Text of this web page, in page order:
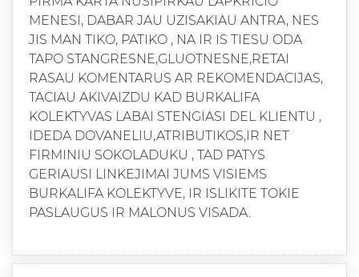
MENESI, DABAR JAU UZISAKIAU ANTRA, NES
JIS MAN TIKO, PATIKO , NA IR IS TIESU ODA
TAPO STANGRESNE,GLUOTNESNE,RETAI
RASAU KOMENTARUS AR REKOMENDACIJAS,
TACIAU AKIVAIZDU KAD BURKALIFA
KOLEKTYVAS LABAI STENGIASI DEL KLIENTU ,
IDEDA DOVANELIU,ATRIBUTIKOS,IR NET
FIRMINIU SOKOLADUKU , TAD PATYS
GERIAUSI LINKEJIMAI JUMS VISIEMS
BURKALIFA KOLEKTYVE, IR ISLIKITE TOKIE
PASLAUGUS IR MALONUS VISADA.